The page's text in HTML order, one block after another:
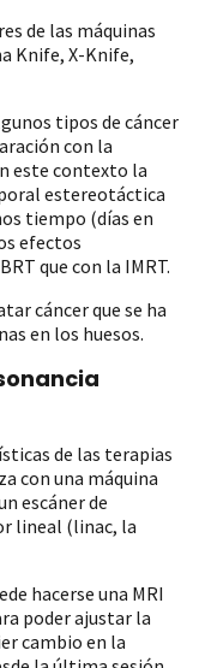
de las máquinas
Knife, X-Knife,
tipos de cáncer
con la
este contexto la
estereotáctica
tiempo (días en
efectos
que con la IMRT.
cáncer que se ha
en los huesos.
de las terapias
con una máquina
escáner de
lineal (linac, la
hacerse una MRI
poder ajustar la
cambio en la